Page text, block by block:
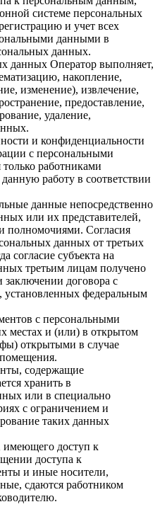
системе персональных
и учет всех
данными в
данных.
данных Оператор выполняет,
накопление,
изменение), извлечение,
предоставление,
удаление,
и конфиденциальности
с персональными
работниками
работу в соответствии
данные непосредственно
или их представителей,
полномочиями. Согласия
данных от третьих
согласие субъекта на
третьим лицам получено
договора с
установленных федеральным
с персональными
местах и (или) в открытом
открытыми в случае
содержащие
хранить в
или в специально
с ограничением и
таких данных
имеющего доступ к
доступа к
и иные носители,
сдаются работником